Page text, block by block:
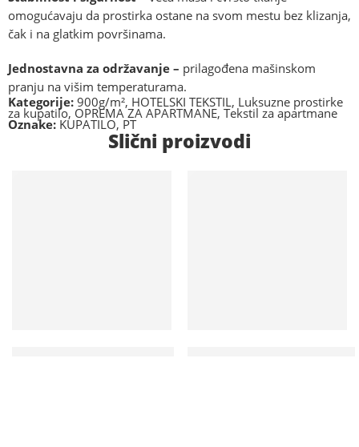
omogućavaju da prostirka ostane na svom mestu bez klizanja,
čak i na glatkim površinama.
Jednostavna za održavanje – prilagođena mašinskom
pranju na višim temperaturama.
Kategorije: 900g/m², HOTELSKI TEKSTIL, Luksuzne prostirke
za kupatilo, OPREMA ZA APARTMANE, Tekstil za apartmane
Oznake: KUPATILO, PT
Slični proizvodi